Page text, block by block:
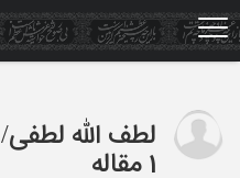
Skip
to
main
لطف الله لطفی/
1 مقاله